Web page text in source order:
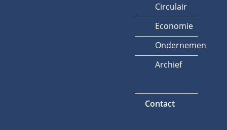
Circulair
Economie
Ondernemen
Archief
Contact